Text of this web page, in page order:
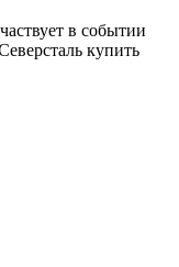
купить